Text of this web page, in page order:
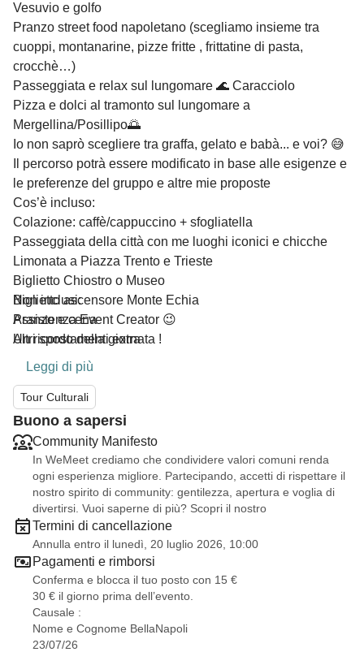
Vesuvio e golfo
Pranzo street food napoletano (scegliamo insieme tra
cuoppi, montanarine, pizze fritte , frittatine di pasta,
crocchè…)
Passeggiata e relax sul lungomare 🌊 Caracciolo
Pizza e dolci al tramonto sul lungomare a
Mergellina/Posillipo🌅
Io non saprò scegliere tra graffa, gelato e babà... e voi? 😅
Il percorso potrà essere modificato in base alle esigenze e
le preferenze del gruppo e altre mie proposte
Cos’è incluso:
Colazione: caffè/cappuccino + sfogliatella
Passeggiata della città con me luoghi iconici e chicche
Limonata a Piazza Trento e Trieste
Biglietto Chiostro o Museo
Biglietto ascensore Monte Echia
Assistenza Event Creator 😉
Un ricordo della giornata !
Non inclusi:
Pranzo e cena
Altri spostamenti extra
Leggi di più
Tour Culturali
Buono a sapersi
Community Manifesto
In WeMeet crediamo che condividere valori comuni renda
ogni esperienza migliore. Partecipando, accetti di rispettare il
nostro spirito di community: gentilezza, apertura e voglia di
divertirsi. Vuoi saperne di più? Scopri il nostro
Termini di cancellazione
Annulla entro il lunedì, 20 luglio 2026, 10:00
Pagamenti e rimborsi
Conferma e blocca il tuo posto con 15 €
30 € il giorno prima dell’evento.
Causale :
Nome e Cognome BellaNapoli
23/07/26